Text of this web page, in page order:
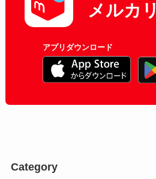
メルカリ
アプリダウンロード
Category